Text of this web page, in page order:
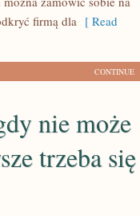
firmą dla [ Read
CONTINUE
nie może
trzeba się